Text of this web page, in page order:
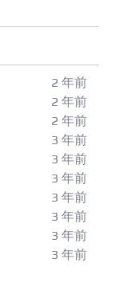
2 年前
2 年前
2 年前
3 年前
3 年前
3 年前
3 年前
3 年前
3 年前
3 年前